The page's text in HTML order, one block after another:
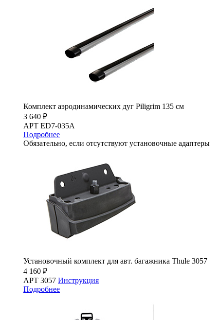
Комплект аэродинамических дуг Piligrim 135 см
3 640 ₽
АРТ ED7-035A
Подробнее
Обязательно, если отсутствуют установочные адаптеры
Установочный комплект для авт. багажника Thule 3057
4 160 ₽
АРТ 3057 Инструкция
Подробнее